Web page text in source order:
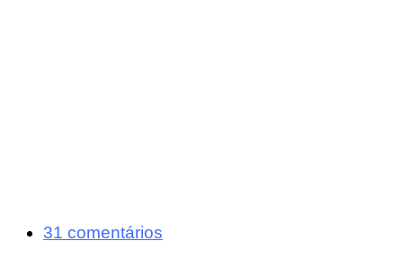
31 comentários